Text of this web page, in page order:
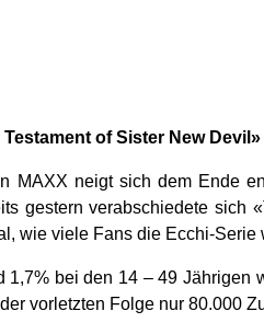
Testament of Sister New
MAXX neigt sich dem Ende
gestern verabschiedete sich
wie viele Fans die Ecchi-Serie
bei den 14 – 49
vorletzten Folge nur 80.000